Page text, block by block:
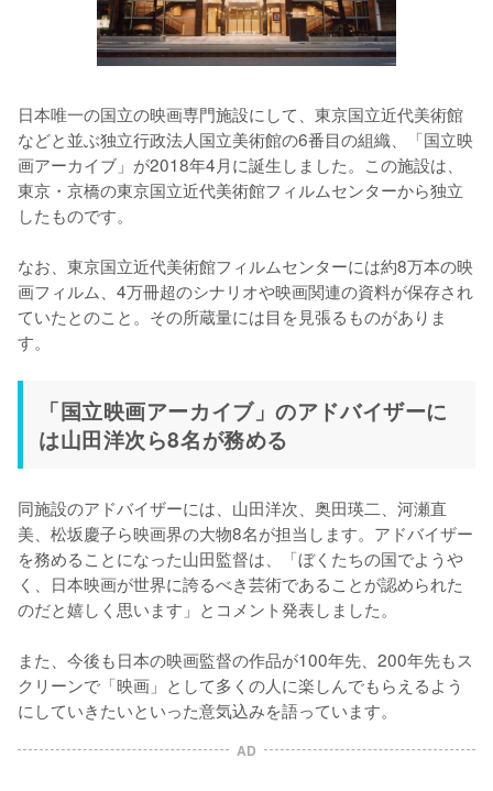
日本唯一の国立の映画専門施設にして、東京国立近代美術館
などと並ぶ独立行政法人国立美術館の6番目の組織、「国立映
画アーカイブ」が2018年4月に誕生しました。この施設は、
東京・京橋の東京国立近代美術館フィルムセンターから独立
したものです。
なお、東京国立近代美術館フィルムセンターには約8万本の映
画フィルム、4万冊超のシナリオや映画関連の資料が保存され
ていたとのこと。その所蔵量には目を見張るものがありま
す。
「国立映画アーカイブ」のアドバイザーに
は山田洋次ら8名が務める
同施設のアドバイザーには、山田洋次、奥田瑛二、河瀬直
美、松坂慶子ら映画界の大物8名が担当します。アドバイザー
を務めることになった山田監督は、「ぼくたちの国でようや
く、日本映画が世界に誇るべき芸術であることが認められた
のだと嬉しく思います」とコメント発表しました。
また、今後も日本の映画監督の作品が100年先、200年先もス
クリーンで「映画」として多くの人に楽しんでもらえるよう
にしていきたいといった意気込みを語っています。
AD